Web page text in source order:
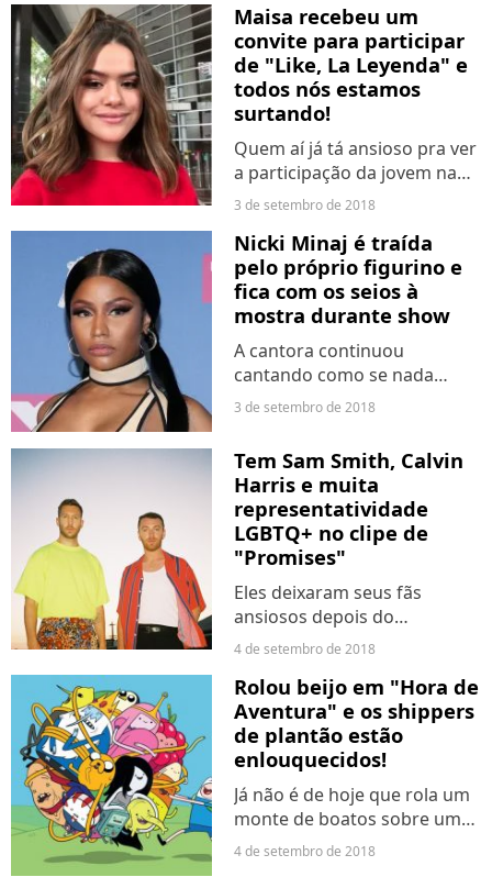
Maisa recebeu um
convite para participar
de "Like, La Leyenda" e
todos nós estamos
surtando!
Quem aí já tá ansioso pra ver
a participação da jovem na
trama?
3 de setembro de 2018
Nicki Minaj é traída
pelo próprio figurino e
fica com os seios à
mostra durante show
A cantora continuou
cantando como se nada
tivesse acontecido e ainda
3 de setembro de 2018
Tem Sam Smith, Calvin
Harris e muita
representatividade
LGBTQ+ no clipe de
"Promises"
Eles deixaram seus fãs
ansiosos depois do
lançamento de "Promises" e
mostra uma festa LGBTQ em
que todo mundo está
curtindo bastante! O estilo
remete bastante...
4 de setembro de 2018
Rolou beijo em "Hora de
Aventura" e os shippers
de plantão estão
enlouquecidos!
Já não é de hoje que rola um
monte de boatos sobre um
certo casalzinho aí e as
4 de setembro de 2018